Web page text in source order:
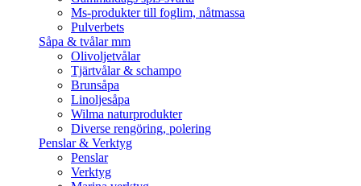
Ms-produkter till foglim, nåtmassa
Pulverbets
Såpa & tvålar mm
Olivoljetvålar
Tjärtvålar & schampo
Brunsåpa
Linoljesåpa
Wilma naturprodukter
Diverse rengöring, polering
Penslar & Verktyg
Penslar
Verktyg